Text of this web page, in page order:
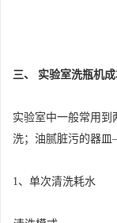
三、 实验室洗瓶机成
实验室中一般常用
洗；油腻脏污的器
1、单次清洗耗水